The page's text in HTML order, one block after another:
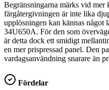
Begränsningarna märks vid mer
färgåtergivningen är inte lika
upplösningen kan kännas
34U650A. För den som
är detta dock ett smidigt
en mer prispressad panel. Den
vardagsanvändning snarare än
Fördelar